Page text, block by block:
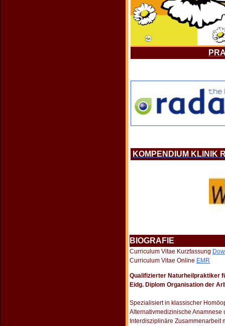
KOMPENDIUM KLINIK
BIOGRAFIE
Curriculum Vitae Kurzfassung
Curriculum Vitae Online EMR
Qualifizierter Naturheilpraktiker
Eidg. Diplom Organisation der
Spezialisiert in klassischer
Alternativmedizinische Anamnese
Interdisziplinäre Zusammenarbeit